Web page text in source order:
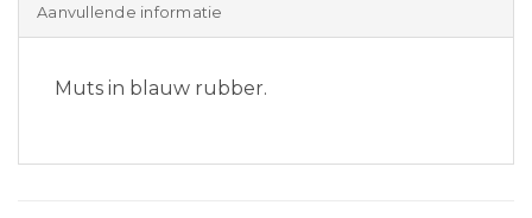
Aanvullende informatie
Muts in blauw rubber.